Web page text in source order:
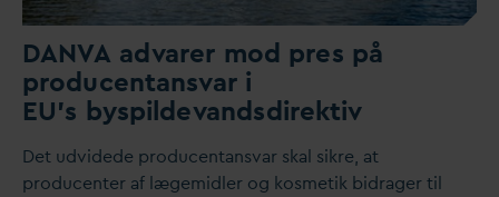
DANVA advarer mod pres på
producentansvar i
EU’s byspildevandsdirektiv
Det udvidede producentansvar skal sikre, at
producenter af lægemidler og kosmetik bidrager til